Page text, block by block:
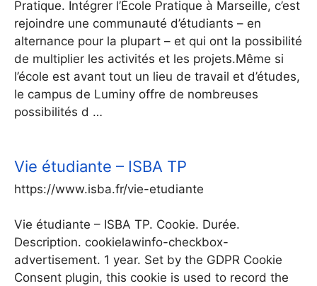
Pratique. Intégrer l’École Pratique à Marseille, c’est
rejoindre une communauté d’étudiants – en
alternance pour la plupart – et qui ont la possibilité
de multiplier les activités et les projets.Même si
l’école est avant tout un lieu de travail et d’études,
le campus de Luminy offre de nombreuses
possibilités d …
Vie étudiante – ISBA TP
https://www.isba.fr/vie-etudiante
Vie étudiante – ISBA TP. Cookie. Durée.
Description. cookielawinfo-checkbox-
advertisement. 1 year. Set by the GDPR Cookie
Consent plugin, this cookie is used to record the